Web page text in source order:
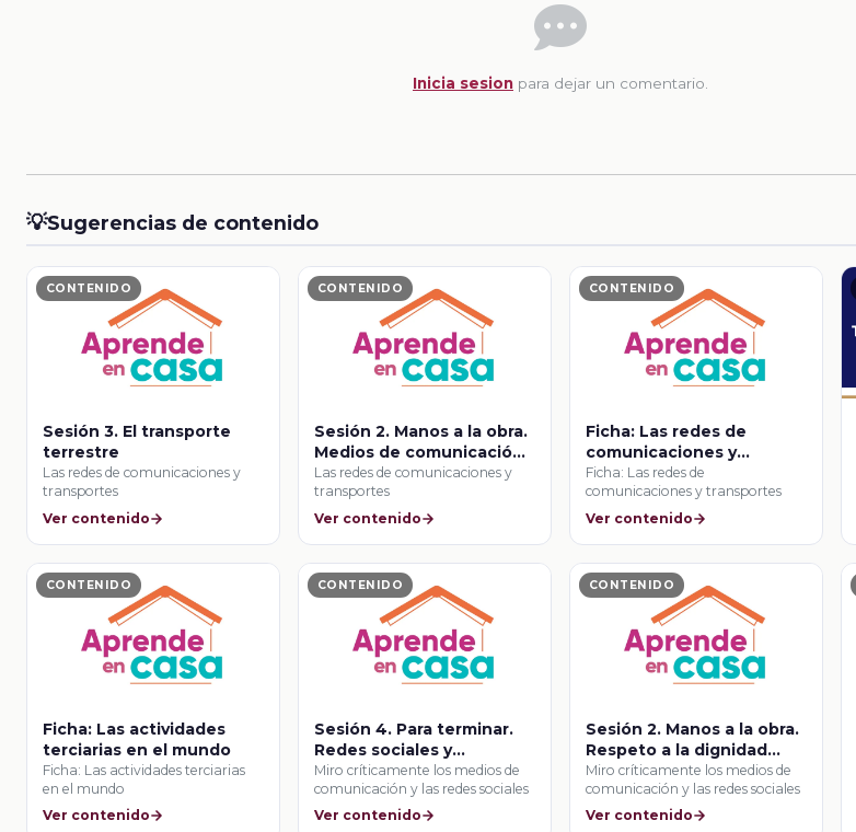
Inicia sesion para dejar un comentario.
💡Sugerencias de contenido
CONTENIDO
Sesión 3. El transporte
terrestre
Las redes de comunicaciones y
transportes
Ver contenido
CONTENIDO
Sesión 2. Manos a la obra.
Medios de comunicación
en el intercambio
comercial
Las redes de comunicaciones y
transportes
Ver contenido
CONTENIDO
Ficha: Las redes de
comunicaciones y
transportes
Ficha: Las redes de
comunicaciones y transportes
Ver contenido
CONTENIDO
Ficha: Las actividades
terciarias en el mundo
Ficha: Las actividades terciarias
en el mundo
Ver contenido
CONTENIDO
Sesión 4. Para terminar.
Redes sociales y
humanizadas
Miro críticamente los medios de
comunicación y las redes sociales
Ver contenido
CONTENIDO
Sesión 2. Manos a la obra.
Respeto a la dignidad
humana en entornos
virtuales
Miro críticamente los medios de
comunicación y las redes sociales
Ver contenido